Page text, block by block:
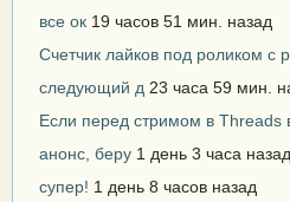
все ок 19 часов 51 мин. назад
Счетчик лайков под роликом с
следующий д 23 часа 59 мин.
Если перед стримом в Threads
анонс, беру 1 день 3 часа назад
супер! 1 день 8 часов назад